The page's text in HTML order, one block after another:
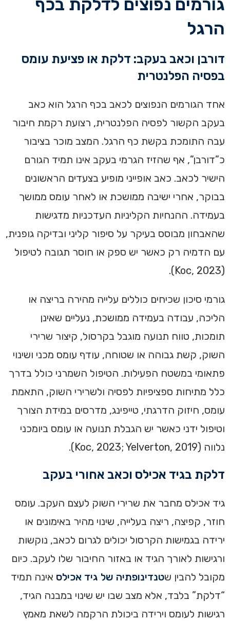
גורמים נפוצים לדלקת בכף
הרגל
דורבן וכאב בעקב: דלקת או פציעת עומס
בפסיה הפלנטרית
אחד הגורמים הנפוצים לכאב בכף הרגל הוא כאב
בעקב הקשור לפסיה הפלנטרית, רצועת רקמת חיבור
עבה התומכת בקשת כף הרגל. המצב מוכר בציבור
כ”דורבן”, אף שהזיז הגרמי בעקב אינו תמיד הגורם
הישיר לכאב. כאב אופייני מופיע בצעדים הראשונים
בבוקר, אחרי ישיבה ממושכת או לאחר עומס ממושך
בעמידה. ההנחיות הקליניות העדכניות מדגישות
שהאבחון מבוסס בעיקר על סיפור קליני ובדיקה גופנית,
עם הדמיה רק כאשר יש ספק או חוסר תגובה לטיפול
(Koc, 2023).
גורמי סיכון שכיחים כוללים עלייה מהירה בריצה או
הליכה, עבודה בעמידה ממושכת, נעליים שאינן
תומכות, טווח תנועה מוגבל בקרסול, קיצור שרירי
השוק, קשת גבוהה או שטוחה, עודף עומס מכני ושינוי
פתאומי במשטח הפעילות. הטיפול השמרני כולל בדרך
כלל מתיחות ספציפיות לפסיה ולשרירי השוק, התאמת
עומס, חיזוק הדרגתי, טייפינג, מדרסים במידת הצורך
וטיפול ידני כאשר יש הגבלת תנועה או עומס ביומכני
נלווה (Koc, 2023; Yelverton, 2019).
דלקת בגיד אכילס וכאב אחורי בעקב
גיד אכילס מחבר את שרירי השוק לעצם העקב. עומס
חוזר, קפיצה, ריצה בעלייה, שינוי מהיר באימונים או
ירידה בגמישות הקרסול יכולים לגרום לכאב, נוקשות
ורגישות לאורך הגיד או באזור החיבור שלו לעקב. כיום
מקובל להבין שטנדינופתיה של גיד אכילס אינה תמיד
“דלקת” בלבד, אלא מצב שבו יש שינוי במבנה הגיד,
רגישות לעומס וירידה ביכולת הרקמה לשאת מאמץ